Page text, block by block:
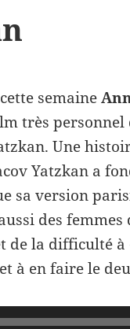
semaine
très personnel
Une
Yatzkan a
sa version
des femmes
de la difficulté à
à en faire le